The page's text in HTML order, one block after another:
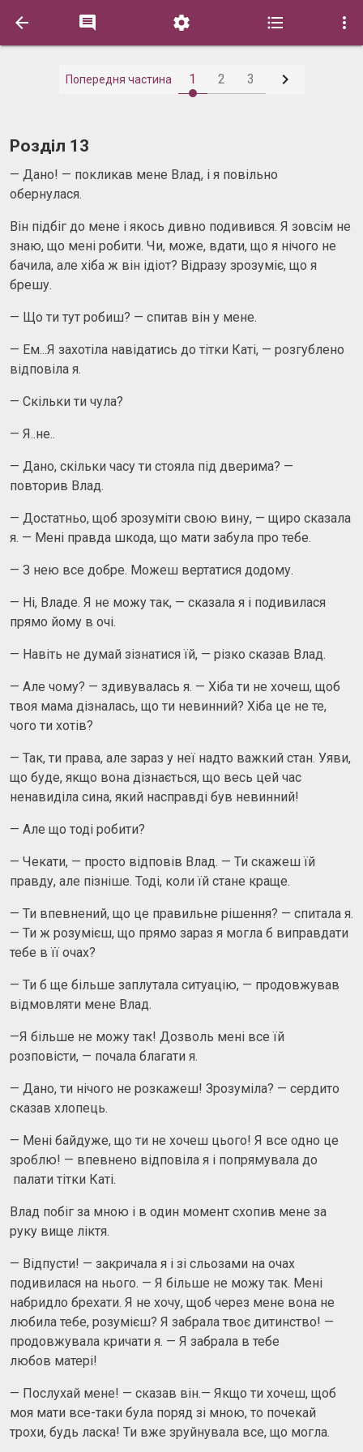
    
Попередня частина 1 2 3 
Розділ 13
— Дано! — покликав мене Влад, і я повільно
обернулася.
Він підбіг до мене і якось дивно подивився. Я зовсім не
знаю, що мені робити. Чи, може, вдати, що я нічого не
бачила, але хіба ж він ідіот? Відразу зрозуміє, що я
брешу.
— Що ти тут робиш? — спитав він у мене.
— Ем...Я захотіла навідатись до тітки Каті, — розгублено
відповіла я.
— Скільки ти чула?
— Я..не..
— Дано, скільки часу ти стояла під дверима? —
повторив Влад.
— Достатньо, щоб зрозуміти свою вину, — щиро сказала
я. — Мені правда шкода, що мати забула про тебе.
— З нею все добре. Можеш вертатися додому.
— Ні, Владе. Я не можу так, — сказала я і подивилася
прямо йому в очі.
— Навіть не думай зізнатися їй, — різко сказав Влад.
— Але чому? — здивувалась я. — Хіба ти не хочеш, щоб
твоя мама дізналась, що ти невинний? Хіба це не те,
чого ти хотів?
— Так, ти права, але зараз у неї надто важкий стан. Уяви,
що буде, якщо вона дізнається, що весь цей час
ненавиділа сина, який насправді був невинний!
— Але що тоді робити?
— Чекати, — просто відповів Влад. — Ти скажеш їй
правду, але пізніше. Тоді, коли їй стане краще.
— Ти впевнений, що це правильне рішення? — спитала я.
— Ти ж розумієш, що прямо зараз я могла б виправдати
тебе в її очах?
— Ти б ще більше заплутала ситуацію, — продовжував
відмовляти мене Влад.
—Я більше не можу так! Дозволь мені все їй
розповісти, — почала благати я.
— Дано, ти нічого не розкажеш! Зрозуміла? — сердито
сказав хлопець.
— Мені байдуже, що ти не хочеш цього! Я все одно це
зроблю! — впевнено відповіла я і попрямувала до
палати тітки Каті.
Влад побіг за мною і в один момент схопив мене за
руку вище ліктя.
— Відпусти! — закричала я і зі сльозами на очах
подивилася на нього. — Я більше не можу так. Мені
набридло брехати. Я не хочу, щоб через мене вона не
любила тебе, розумієш? Я забрала твоє дитинство! —
продовжувала кричати я. — Я забрала в тебе
любов матері!
— Послухай мене! — сказав він.— Якщо ти хочеш, щоб
моя мати все-таки була поряд зі мною, то почекай
трохи, будь ласка! Ти вже зруйнувала все, що могла.